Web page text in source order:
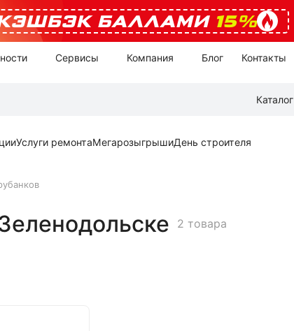
БАЛЛАМИ 15%
Сервисы Компания Блог Контакты
Каталог
Услуги ремонтаМегарозыгрышиДень строителя
2 товара